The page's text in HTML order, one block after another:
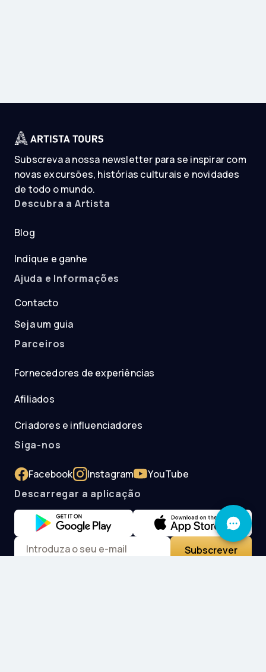
Subscreva a nossa newsletter para se inspirar com
novas excursões, histórias culturais e novidades
de todo o mundo.
Descubra a Artista
Blog
Indique e ganhe
Ajuda e Informações
Contacto
Seja um guia
Parceiros
Fornecedores de experiências
Afiliados
Criadores e influenciadores
Siga-nos
Facebook Instagram
YouTube
Descarregar a aplicação
Subscrever